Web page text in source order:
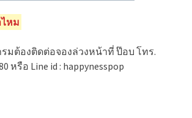
หม
มต้องติดต่อจองล่วงหน้าที่ ป๊อบ โทร.
หรือ Line id : happynesspop